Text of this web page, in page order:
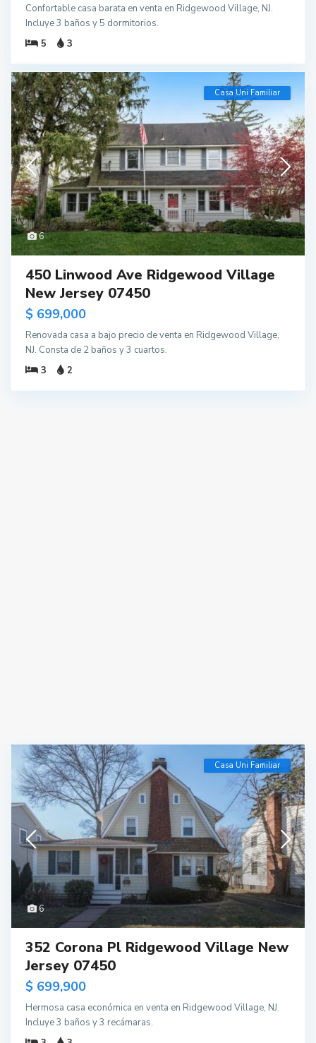
Confortable casa barata en venta en Ridgewood Village, NJ.
Incluye 3 baños y 5 dormitorios.
5
3
6
Casa Uni Familiar
450 Linwood Ave Ridgewood Village
New Jersey 07450
$ 699,000
Renovada casa a bajo precio de venta en Ridgewood Village,
NJ. Consta de 2 baños y 3 cuartos.
3
2
6
Casa Uni Familiar
352 Corona Pl Ridgewood Village New
Jersey 07450
$ 699,900
Hermosa casa económica en venta en Ridgewood Village, NJ.
Incluye 3 baños y 3 recámaras.